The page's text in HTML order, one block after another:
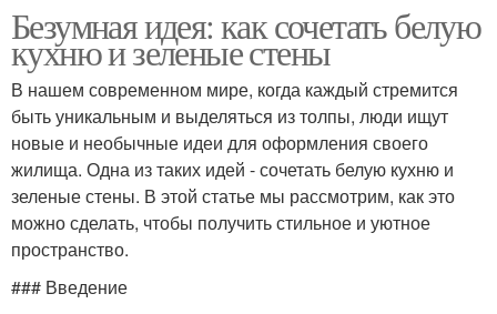
Безумная идея: как сочетать белую
кухню и зеленые стены
В нашем современном мире, когда каждый стремится
быть уникальным и выделяться из толпы, люди ищут
новые и необычные идеи для оформления своего
жилища. Одна из таких идей - сочетать белую кухню и
зеленые стены. В этой статье мы рассмотрим, как это
можно сделать, чтобы получить стильное и уютное
пространство.
### Введение